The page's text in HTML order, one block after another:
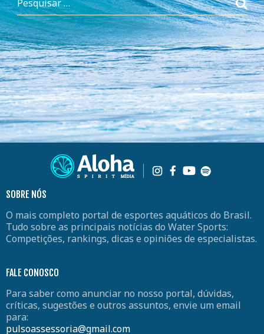
SOBRE NÓS
O mais completo portal de esportes aquáticos do Brasil.
Tudo sobre as principais notícias do Water Sports:
Competições, rankings, dicas e opiniões de especialistas.
FALE CONOSCO
Para saber como anunciar no nosso portal, dúvidas,
críticas, sugestões e outros assuntos, envie um email
para:
pulsoassessoria@gmail.com